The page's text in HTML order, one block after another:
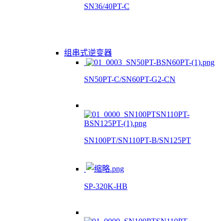
SN36/40PT-C
组串式逆变器
SN50PT-C/SN60PT-G2-CN
SN100PT/SN110PT-B/SN125PT
SP-320K-HB